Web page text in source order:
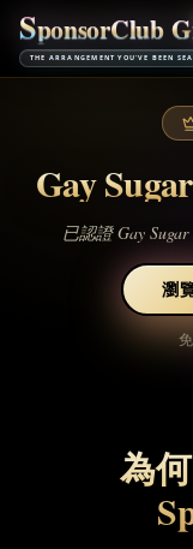
SponsorClub G
THE ARRANGEMENT YOU'VE BEEN
Gay
已認證 Gay
瀏
為